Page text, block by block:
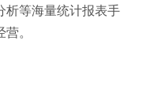
析等海量统计报表手
。